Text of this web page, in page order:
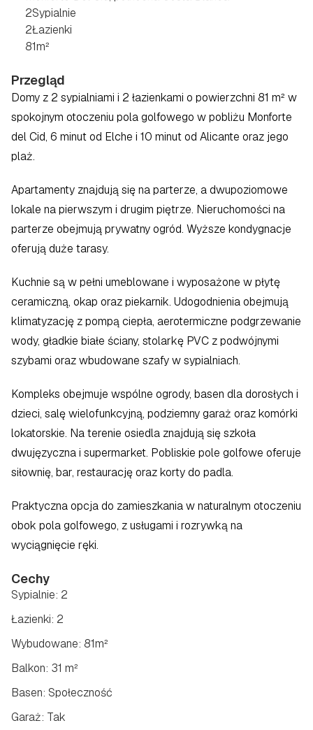
2Sypialnie
2Łazienki
81m²
Przegląd
Domy z 2 sypialniami i 2 łazienkami o powierzchni 81 m² w
spokojnym otoczeniu pola golfowego w pobliżu Monforte
del Cid, 6 minut od Elche i 10 minut od Alicante oraz jego
plaż.
Apartamenty znajdują się na parterze, a dwupoziomowe
lokale na pierwszym i drugim piętrze. Nieruchomości na
parterze obejmują prywatny ogród. Wyższe kondygnacje
oferują duże tarasy.
Kuchnie są w pełni umeblowane i wyposażone w płytę
ceramiczną, okap oraz piekarnik. Udogodnienia obejmują
klimatyzację z pompą ciepła, aerotermiczne podgrzewanie
wody, gładkie białe ściany, stolarkę PVC z podwójnymi
szybami oraz wbudowane szafy w sypialniach.
Kompleks obejmuje wspólne ogrody, basen dla dorosłych i
dzieci, salę wielofunkcyjną, podziemny garaż oraz komórki
lokatorskie. Na terenie osiedla znajdują się szkoła
dwujęzyczna i supermarket. Pobliskie pole golfowe oferuje
siłownię, bar, restaurację oraz korty do padla.
Praktyczna opcja do zamieszkania w naturalnym otoczeniu
obok pola golfowego, z usługami i rozrywką na
wyciągnięcie ręki.
Cechy
Łazienki: 2
Wybudowane: 81m²
Sypialnie: 2
Balkon: 31 m²
Basen: Społeczność
Garaż: Tak